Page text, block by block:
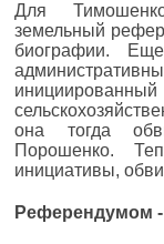
Для
земельный
биографии.
она тогда
Порошенко.
инициативы,
Референдумом